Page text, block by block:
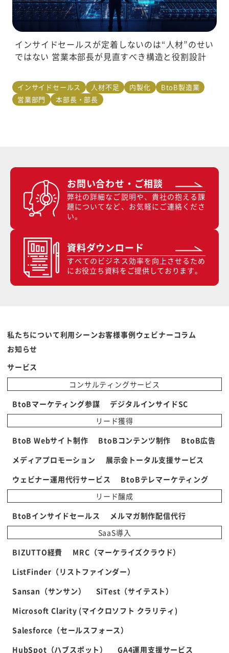
インサイドセールスが定着しないのは“人材”のせい
ではない 営業本部長が見直すべき構造と役割設計
インサイドセールス 人材不足 内製化
BtoB製造業
営業部門
本部長・部長
お問い合わせ・ご相談
弊社の詳細なご説明や、貴社の抱える課
題についてなど、お気軽にご連絡くださ
い。
資料ダウンロード
すべてのビジネス効率を向上させるため
にお役立ち資料をご提供しております。
私たちについて利用シーンお客様事例ウェビナー コラム
お知らせ
サービス
コンサルティングサービス
BtoBマーケティング参謀
デジタルインサイドSC
リード獲得
BtoB Webサイト制作
BtoBコンテンツ制作
BtoB広告
メディアプロモーション
展示会トータル支援サービス
ウェビナー運用代行サービス
BtoBテレマーケティング
リード醸成
BtoBインサイドセールス
メルマガ制作配信代行
SaaS導入
BIZUTTO経費
MRC（マーケライズクラウド）
ListFinder（リストファインダー）
Sansan（サンサン）
SiTest（サイテスト）
Microsoft Clarity (マイクロソフト クラリティ)
Salesforce（セールスフォース）
HubSpot（ハブスポット）
GA4運用支援サービス